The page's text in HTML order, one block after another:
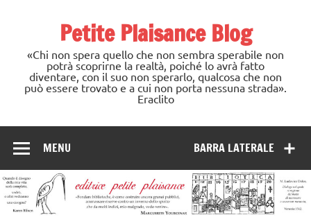
Petite Plaisance Blog
«Chi non spera quello che non sembra sperabile non
potrà scoprirne la realtà, poiché lo avrà fatto
diventare, con il suo non sperarlo, qualcosa che non
può essere trovato e a cui non porta nessuna strada».
Eraclito
BARRA LATERALE
MENU